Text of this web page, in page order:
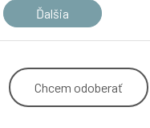
Ďalšia
Chcem odoberať